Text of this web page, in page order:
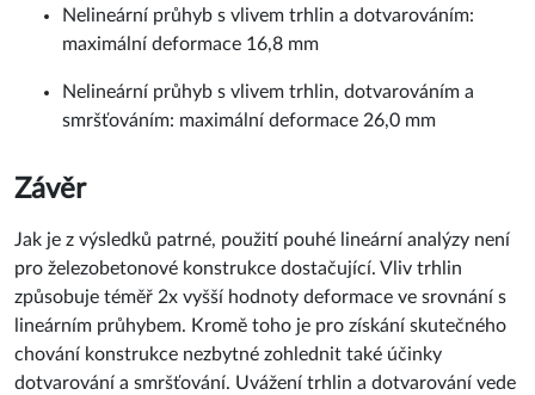
Nelineární průhyb s vlivem trhlin a dotvarováním:
maximální deformace 16,8 mm
Nelineární průhyb s vlivem trhlin, dotvarováním a
smršťováním: maximální deformace 26,0 mm
Závěr
Jak je z výsledků patrné, použití pouhé lineární analýzy není
pro železobetonové konstrukce dostačující. Vliv trhlin
způsobuje téměř 2x vyšší hodnoty deformace ve srovnání s
lineárním průhybem. Kromě toho je pro získání skutečného
chování konstrukce nezbytné zohlednit také účinky
dotvarování a smršťování. Uvážení trhlin a dotvarování vede